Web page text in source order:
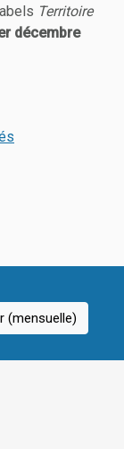
Territoire
décembre
(mensuelle)